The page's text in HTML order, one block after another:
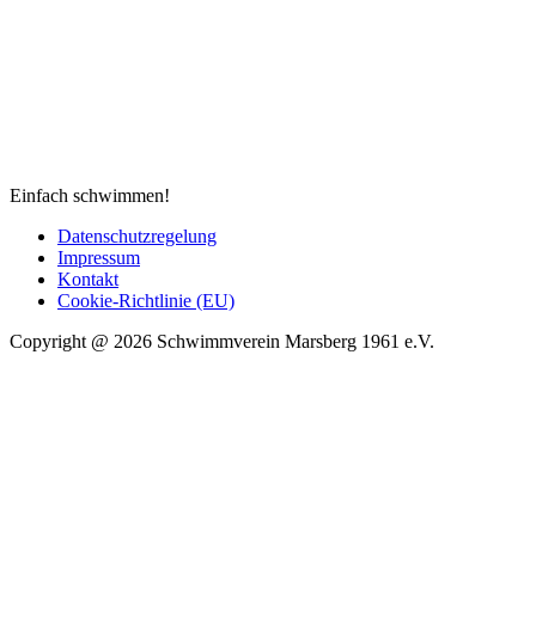
Einfach schwimmen!
Datenschutzregelung
Impressum
Kontakt
Cookie-Richtlinie (EU)
Copyright @ 2026 Schwimmverein Marsberg 1961 e.V.